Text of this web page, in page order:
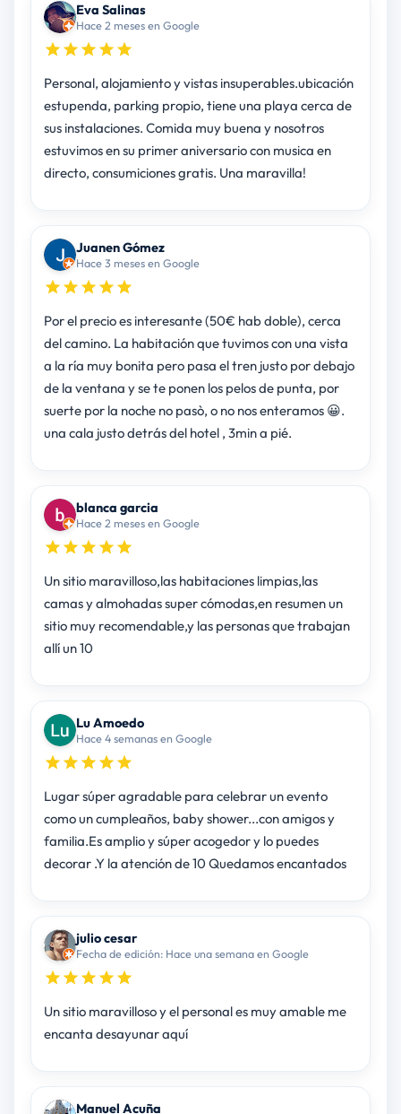
Eva Salinas
Hace 2 meses en Google
Personal, alojamiento y vistas insuperables.ubicación
estupenda, parking propio, tiene una playa cerca de
sus instalaciones. Comida muy buena y nosotros
estuvimos en su primer aniversario con musica en
directo, consumiciones gratis. Una maravilla!
Juanen Gómez
Hace 3 meses en Google
Por el precio es interesante (50€ hab doble), cerca
del camino. La habitación que tuvimos con una vista
a la ría muy bonita pero pasa el tren justo por debajo
de la ventana y se te ponen los pelos de punta, por
suerte por la noche no pasò, o no nos enteramos 😀.
una cala justo detrás del hotel , 3min a pié.
blanca garcia
Hace 2 meses en Google
Un sitio maravilloso,las habitaciones limpias,las
camas y almohadas super cómodas,en resumen un
sitio muy recomendable,y las personas que trabajan
allí un 10
Lu Amoedo
Hace 4 semanas en Google
Lugar súper agradable para celebrar un evento
como un cumpleaños, baby shower...con amigos y
familia.Es amplio y súper acogedor y lo puedes
decorar .Y la atención de 10 Quedamos encantados
julio cesar
Fecha de edición: Hace una semana en Google
Un sitio maravilloso y el personal es muy amable me
encanta desayunar aquí
Manuel Acuña